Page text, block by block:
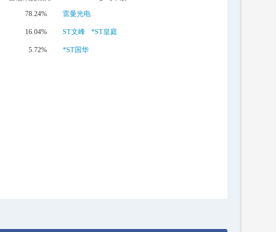
78.24% 雷曼光电
16.04% ST文峰 *ST皇庭
5.72% *ST国华